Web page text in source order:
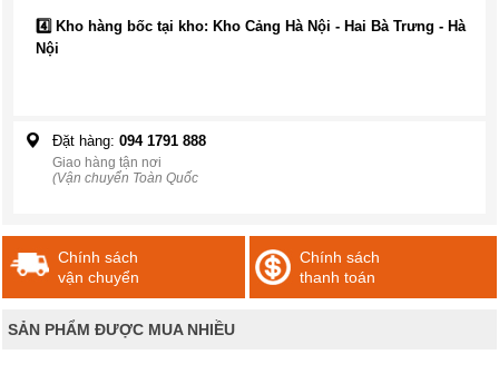
4️⃣ Kho hàng bốc tại kho: Kho Cảng Hà Nội - Hai Bà Trưng - Hà
Nội
Đặt hàng: 094 1791 888
Giao hàng tận nơi
(Vận chuyển Toàn Quốc
Chính sách
vận chuyển
Chính sách
thanh toán
SẢN PHẨM ĐƯỢC MUA NHIỀU